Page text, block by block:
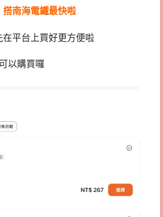
南海電鐵最快啦
在平台上買好更方便啦
以購買囉